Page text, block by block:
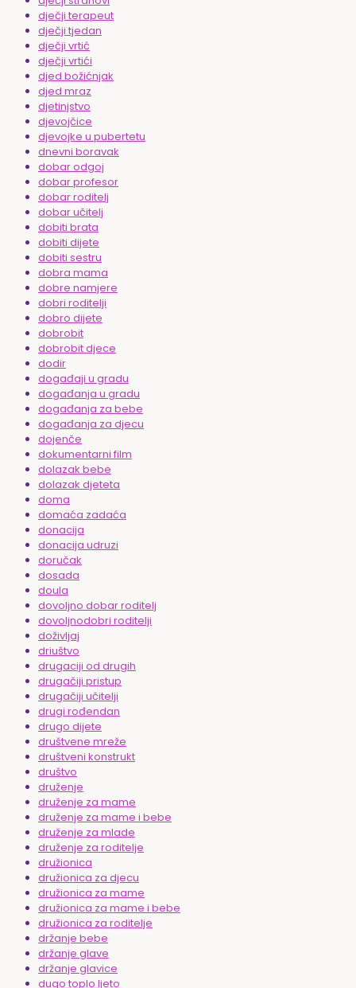
dječji terapeut
dječji tjedan
dječji vrtić
dječji vrtići
djed božićnjak
djed mraz
djetinjstvo
djevojčice
djevojke u pubertetu
dnevni boravak
dobar odgoj
dobar profesor
dobar roditelj
dobar učitelj
dobiti brata
dobiti dijete
dobiti sestru
dobra mama
dobre namjere
dobri roditelji
dobro dijete
dobrobit
dobrobit djece
dodir
događaji u gradu
događanja u gradu
događanja za bebe
događanja za djecu
dojenče
dokumentarni film
dolazak bebe
dolazak djeteta
doma
domaća zadaća
donacija
donacija udruzi
doručak
dosada
doula
dovoljno dobar roditelj
dovoljnodobri roditelji
doživljaj
driuštvo
drugaciji od drugih
drugačiji pristup
drugačiji učitelji
drugi rođendan
drugo dijete
društvene mreže
društveni konstrukt
društvo
druženje
druženje za mame
druženje za mame i bebe
druženje za mlade
druženje za roditelje
družionica
družionica za djecu
družionica za mame
družionica za mame i bebe
družionica za roditelje
držanje bebe
držanje glave
držanje glavice
dugo toplo ljeto